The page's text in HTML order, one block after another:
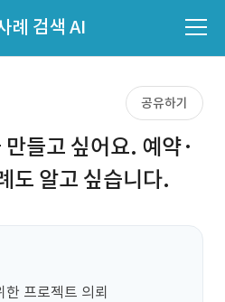
례 검색 AI
공유하기
들고 싶어요. 예약·
도 알고 싶습니다.
프로젝트 의뢰